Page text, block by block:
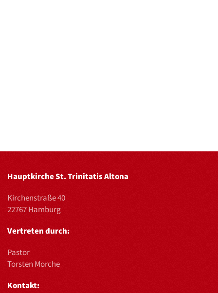
Hauptkirche St. Trinitatis Altona
Kirchenstraße 40
22767 Hamburg
Vertreten durch:
Pastor
Torsten Morche
Kontakt: